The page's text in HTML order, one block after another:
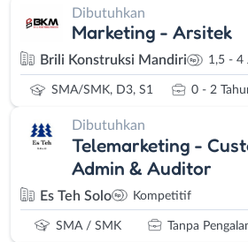
Dibutuhkan
Marketing - Arsitek
Brili Konstruksi Mandiri 1,5 - 4
SMA/SMK, D3, S1 0 - 2
Dibutuhkan
Telemarketing -
Admin & Auditor
Es Teh Solo Kompetitif
SMA / SMK Tanpa